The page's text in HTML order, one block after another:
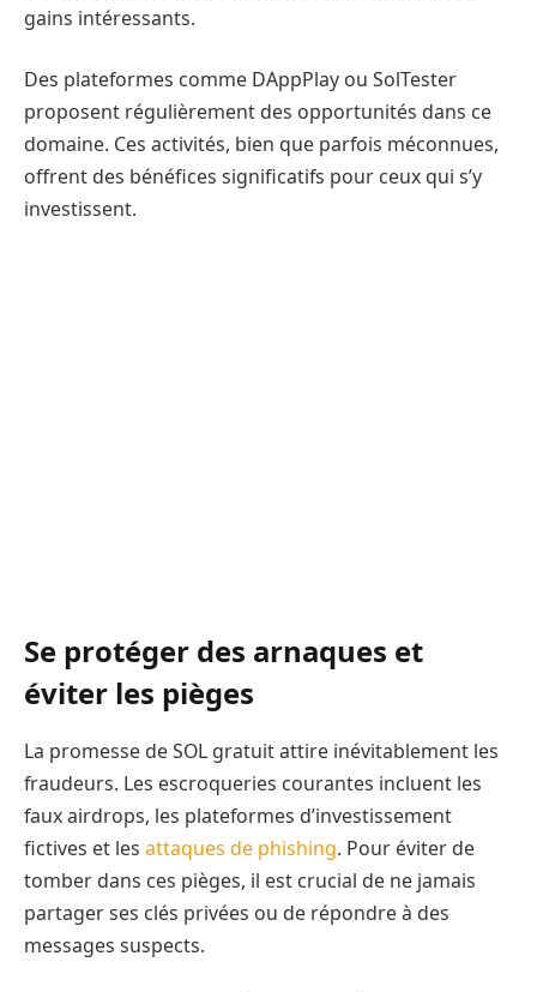
gains intéressants.
Des plateformes comme DAppPlay ou SolTester
proposent régulièrement des opportunités dans ce
domaine. Ces activités, bien que parfois méconnues,
offrent des bénéfices significatifs pour ceux qui s’y
investissent.
Se protéger des arnaques et
éviter les pièges
La promesse de SOL gratuit attire inévitablement les
fraudeurs. Les escroqueries courantes incluent les
faux airdrops, les plateformes d’investissement
fictives et les attaques de phishing. Pour éviter de
tomber dans ces pièges, il est crucial de ne jamais
partager ses clés privées ou de répondre à des
messages suspects.